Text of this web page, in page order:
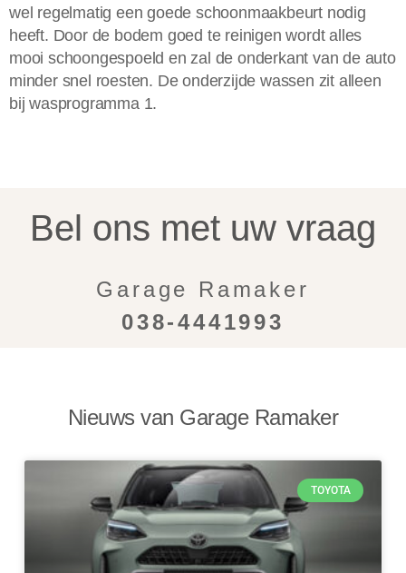
wel regelmatig een goede schoonmaakbeurt nodig
heeft. Door de bodem goed te reinigen wordt alles
mooi schoongespoeld en zal de onderkant van de auto
minder snel roesten. De onderzijde wassen zit alleen
bij wasprogramma 1.
Bel ons met uw vraag
Garage Ramaker
038-4441993
Nieuws van Garage Ramaker
TOYOTA